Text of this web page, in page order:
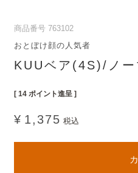
商品番号 763102
おとぼけ顔の人気者
KUUベア(4S)/ノー
[ 14 ポイント進呈 ]
¥ 1,375 税込